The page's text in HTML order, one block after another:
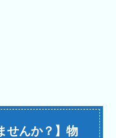
せんか？】物